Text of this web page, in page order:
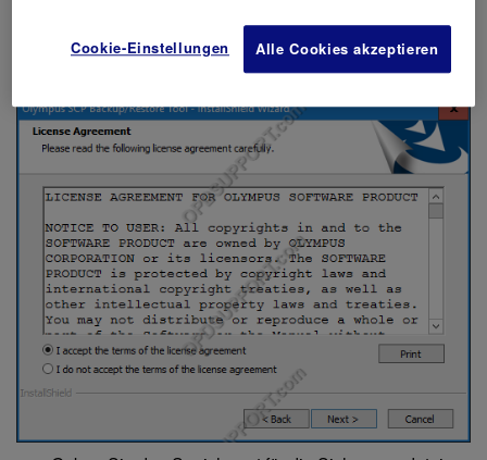
Akzeptieren Sie die Lizenzvereinbarung und klicken
Cookie-Einstellungen Alle Cookies akzeptieren